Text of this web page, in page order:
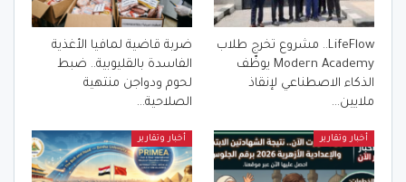
LifeFlow.. مشروع تخرج طلاب
Modern Academy يوظّف
الذكاء الاصطناعي لإنقاذ
ملايين…
ضربة قاضية لمافيا الأغذية
الفاسدة بالقليوبية.. ضبط
لحوم ودواجن منتهية
الصلاحية…
أخبار وتقارير أخبار وتقارير